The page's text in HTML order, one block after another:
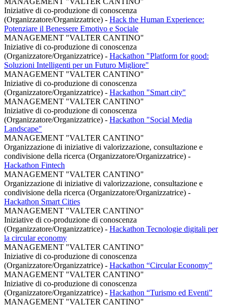
Iniziative di co-produzione di conoscenza
(Organizzatore/Organizzatrice) - Hack the Human Experience:
Potenziare il Benessere Emotivo e Sociale
MANAGEMENT "VALTER CANTINO"
Iniziative di co-produzione di conoscenza
(Organizzatore/Organizzatrice) - Hackathon "Platform for good:
Soluzioni Intelligenti per un Futuro Migliore"
MANAGEMENT "VALTER CANTINO"
Iniziative di co-produzione di conoscenza
(Organizzatore/Organizzatrice) - Hackathon "Smart city"
MANAGEMENT "VALTER CANTINO"
Iniziative di co-produzione di conoscenza
(Organizzatore/Organizzatrice) - Hackathon "Social Media
Landscape"
MANAGEMENT "VALTER CANTINO"
Organizzazione di iniziative di valorizzazione, consultazione e
condivisione della ricerca (Organizzatore/Organizzatrice) -
Hackathon Fintech
MANAGEMENT "VALTER CANTINO"
Organizzazione di iniziative di valorizzazione, consultazione e
condivisione della ricerca (Organizzatore/Organizzatrice) -
Hackathon Smart Cities
MANAGEMENT "VALTER CANTINO"
Iniziative di co-produzione di conoscenza
(Organizzatore/Organizzatrice) - Hackathon Tecnologie digitali per
la circular economy
MANAGEMENT "VALTER CANTINO"
Iniziative di co-produzione di conoscenza
(Organizzatore/Organizzatrice) - Hackathon “Circular Economy”
MANAGEMENT "VALTER CANTINO"
Iniziative di co-produzione di conoscenza
(Organizzatore/Organizzatrice) - Hackathon “Turismo ed Eventi”
MANAGEMENT "VALTER CANTINO"